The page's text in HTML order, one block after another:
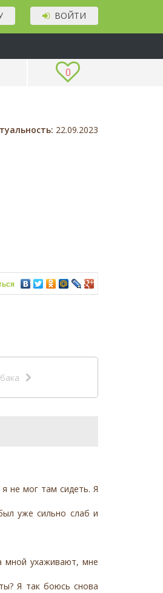
ВОЙТИ
0
22.09.2023
не мог там сидеть. Я
уже сильно слаб и
мной ухаживают, мне
Я так боюсь снова